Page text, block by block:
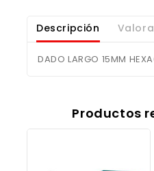
Descripción
DADO LARGO 15MM
Productos